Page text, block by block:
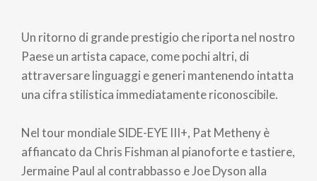
Un ritorno di grande prestigio che riporta nel nostro
Paese un artista capace, come pochi altri, di
attraversare linguaggi e generi mantenendo intatta
una cifra stilistica immediatamente riconoscibile.
Nel tour mondiale SIDE-EYE III+, Pat Metheny è
affiancato da Chris Fishman al pianoforte e tastiere,
Jermaine Paul al contrabbasso e Joe Dyson alla